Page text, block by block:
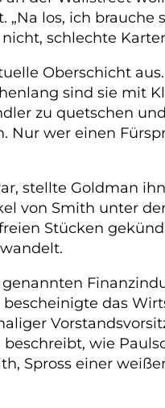
„Na los, ich brauche
schlechte
Oberschicht
sind sie mit
zu quetschen
Nur wer einen
stellte Goldman
von Smith unter
Stücken
das
wie
Spross einer